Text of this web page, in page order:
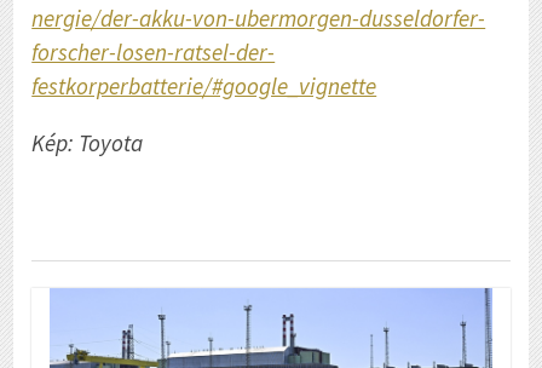
nergie/der-akku-von-ubermorgen-dusseldorfer-
forscher-losen-ratsel-der-
festkorperbatterie/#google_vignette
Kép: Toyota